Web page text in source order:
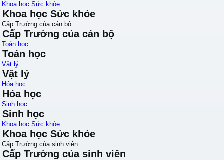
Khoa học Sức khỏe
Khoa học Sức khỏe
Cấp Trường của cán bộ
Cấp Trường của cán bộ
Toán học
Toán học
Vật lý
Vật lý
Hóa học
Hóa học
Sinh học
Sinh học
Khoa học Sức khỏe
Khoa học Sức khỏe
Cấp Trường của sinh viên
Cấp Trường của sinh viên